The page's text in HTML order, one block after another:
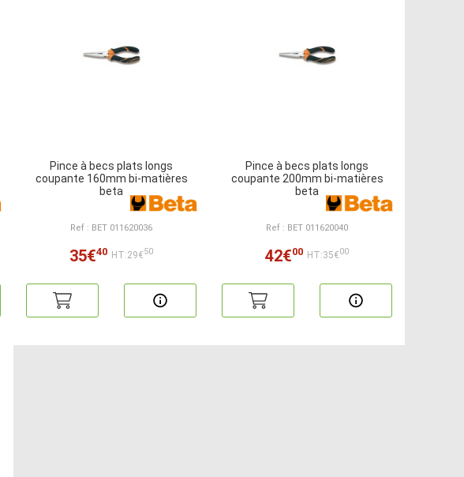
Pince à becs plats longs
coupante 160mm bi-matières
beta
Ref : BET 011620036
35€40 HT:29€50
Pince à becs plats longs
coupante 200mm bi-matières
beta
Ref : BET 011620040
42€00 HT:35€00